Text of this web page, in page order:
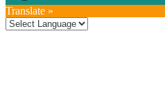
Translate »